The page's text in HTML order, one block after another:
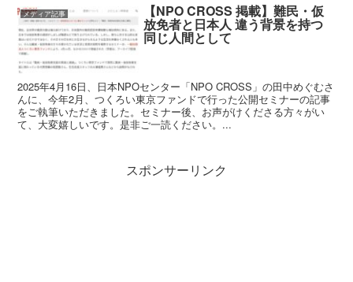
メディア記事 【NPO CROSS 掲載】難民・仮
放免者と日本人 違う背景を持つ
同じ人間として
2025年4月16日、日本NPOセンター「NPO CROSS」の田中めぐむさ
んに、今年2月、つくろい東京ファンドで行った公開セミナーの記事
をご執筆いただきました。セミナー後、お声がけくださる方々がい
て、大変嬉しいです。是非ご一読ください。...
スポンサーリンク